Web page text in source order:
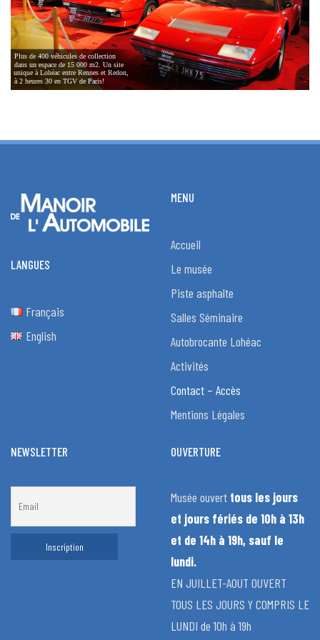
Plus de 400 véhicules de collection
unique à Lohéac entre Rennes et Redon,
dans un espace de 15 000 m2. Un site
à 2 heures 30 en TGV de Paris!
LANGUES
Français
English
MENU
Accueil
Le musée
Piste asphalte
Salles Séminaire
Autobrocante Lohéac
Activités
Contact – Accès
Mentions Légales
NEWSLETTER OUVERTURE
Musée ouvert tous les jours
et jours fériés de 10h à 13h
et de 14h à 19h, sauf le
lundi.
EN JUILLET-AOUT OUVERT
TOUS LES JOURS Y COMPRIS LE
LUNDI de 10h à 19h